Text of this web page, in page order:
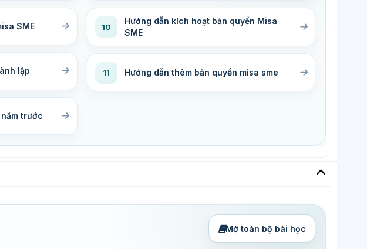
SME
lập
trước
10
Hướng dẫn kích hoạt bản quyền Misa
SME
11 Hướng dẫn thêm bản quyền misa sme
Mở toàn bộ bài học